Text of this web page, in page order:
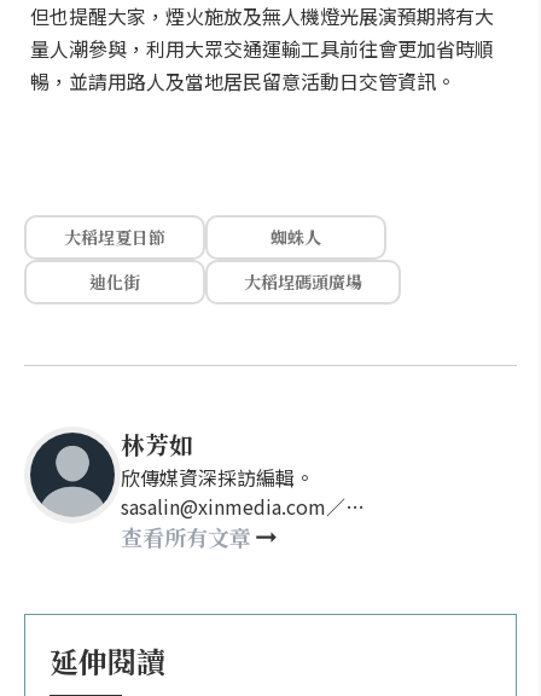
但也提醒大家，煙火施放及無人機燈光展演預期將有大
量人潮參與，利用大眾交通運輸工具前往會更加省時順
暢，並請用路人及當地居民留意活動日交管資訊。
大稻埕夏日節
蜘蛛人
迪化街
大稻埕碼頭廣場
林芳如
欣傳媒資深採訪編輯。
sasalin@xinmedia.com／
happy21917@gmail.com
查看所有文章
延伸閱讀